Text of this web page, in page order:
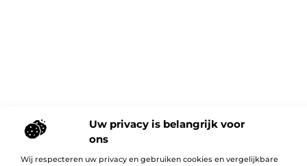
Uw privacy is belangrijk voor
ons
Wij respecteren uw privacy en gebruiken cookies en vergelijkbare